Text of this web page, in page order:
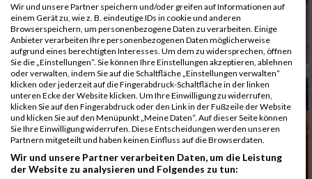
Wir und unsere Partner speichern und/oder greifen auf Informationen auf
einem Gerät zu, wie z. B. eindeutige IDs in cookie und anderen
Browserspeichern, um personenbezogene Daten zu verarbeiten. Einige
Anbieter verarbeiten Ihre personenbezogenen Daten möglicherweise
aufgrund eines berechtigten Interesses. Um dem zu widersprechen, öffnen
Sie die „Einstellungen“. Sie können Ihre Einstellungen akzeptieren, ablehnen
oder verwalten, indem Sie auf die Schaltfläche „Einstellungen verwalten“
klicken oder jederzeit auf die Fingerabdruck-Schaltfläche in der linken
unteren Ecke der Website klicken. Um Ihre Einwilligung zu widerrufen,
klicken Sie auf den Fingerabdruck oder den Link in der Fußzeile der Website
und klicken Sie auf den Menüpunkt „Meine Daten“. Auf dieser Seite können
Sie Ihre Einwilligung widerrufen. Diese Entscheidungen werden unseren
Partnern mitgeteilt und haben keinen Einfluss auf die Browserdaten.
Wir und unsere Partner verarbeiten Daten, um die Leistung
der Website zu analysieren und Folgendes zu tun: